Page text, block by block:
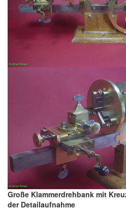
Große Klammerdrehbank mit
der Detailaufnahme